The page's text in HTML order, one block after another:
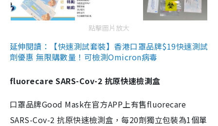
點擊圖片放大
延伸閱讀：【快速測試套裝】香港口罩品牌$19快速測試
劑優惠 無限購數量！可檢測Omicron病毒
fluorecare SARS-Cov-2 抗原快速檢測盒
口罩品牌Good Mask在官方APP上有售fluorecare
SARS-Cov-2 抗原快速檢測盒，每20劑獨立包裝為1個單